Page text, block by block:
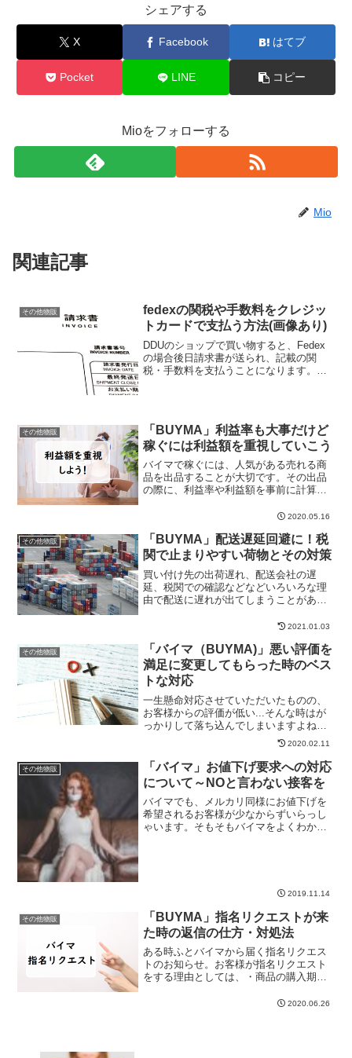
シェアする
X Facebook はてブ
Pocket LINE コピー
Mioをフォローする
Mio
関連記事
その他物販
fedexの関税や手数料をクレジッ
トカードで支払う方法(画像あり)
DDUのショップで買い物すると、Fedex
の場合後日請求書が送られ、記載の関
税・手数料を支払うことになります。封
ット払いも可能です。...
その他物販
「BUYMA」利益率も大事だけど
稼ぐには利益額を重視していこう
バイマで稼ぐには、人気がある売れる商
品を出品することが大切です。その出品
の際に、利益率や利益額を事前に計算し
かり重視している人が多いのかなと思い
とはないですが、まだバイ...
2020.05.16
その他物販
「BUYMA」配送遅延回避に！税
関で止まりやすい荷物とその対策
買い付け先の出荷遅れ、配送会社の遅
延、税関での確認などなどいろいろな理
由で配送に遅れが出てしまうことがあり
にもコントロールできない部分ではあり
ず理由があります。そしてそ...
2021.01.03
その他物販
「バイマ（BUYMA)」悪い評価を
満足に変更してもらった時のベス
トな対応
一生懸命対応させていただいたものの、
お客様からの評価が低い...そんな時はが
っかりして落ち込んでしまいますよね。
こんなに頑張ったのに何がダメだったの
かなって。でも、理由もなく付けられた
悪い評価は、実はそんなに落ち込む必要
はありません。なぜな...
2020.02.11
その他物販
「バイマ」お値下げ要求への対応
について～NOと言わない接客を
バイマでも、メルカリ同様にお値下げを
希望されるお客様が少なからずいらっし
ゃいます。そもそもバイマをよくわかっ
2019.11.14
その他物販
「BUYMA」指名リクエストが来
た時の返信の仕方・対処法
ある時ふとバイマから届く指名リクエス
トのお知らせ。お客様が指名リクエスト
をする理由としては、・商品の購入期限
在庫がない商品だけどどうしても欲し
2020.06.26